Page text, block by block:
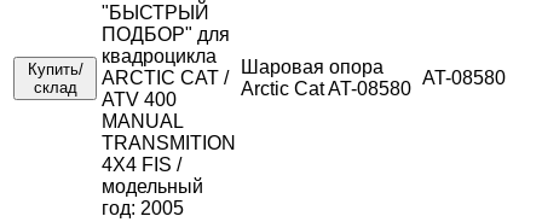
Купить/
склад
Шаровая опора
Arctic Cat AT-08580
AT-08580